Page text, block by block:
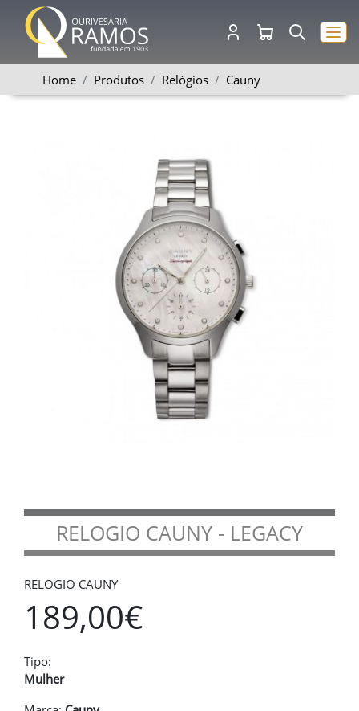
Home Produtos Relógios Cauny
RELOGIO CAUNY - LEGACY
RELOGIO CAUNY
189,00€
Tipo:
Mulher